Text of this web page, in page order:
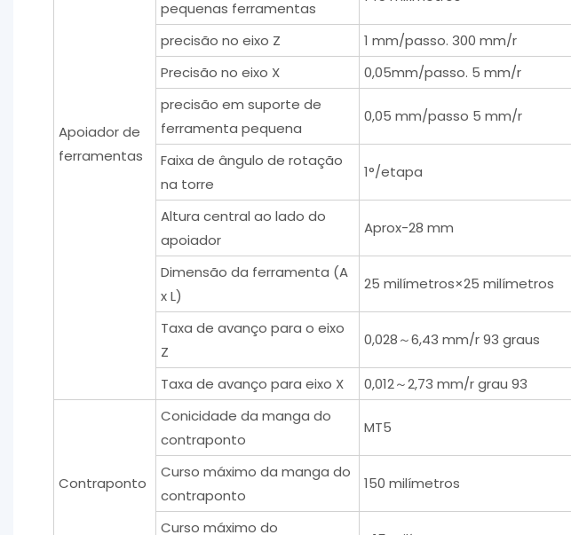
Apoiador de
ferramentas
pequenas ferramentas
precisão no eixo Z
1 mm/passo. 300 mm/r
Precisão no eixo X
0,05mm/passo. 5 mm/r
precisão em suporte de
ferramenta pequena
0,05 mm/passo 5 mm/r
Faixa de ângulo de rotação
na torre
1°/etapa
Altura central ao lado do
apoiador
Aprox-28 mm
Dimensão da ferramenta (A
x L)
25 milímetros×25 milímetros
Taxa de avanço para o eixo
Z
0,028～6,43 mm/r 93 graus
Taxa de avanço para eixo X 0,012～2,73 mm/r grau 93
Contraponto
Conicidade da manga do
contraponto
MT5
Curso máximo da manga do
contraponto
150 milímetros
Curso máximo do